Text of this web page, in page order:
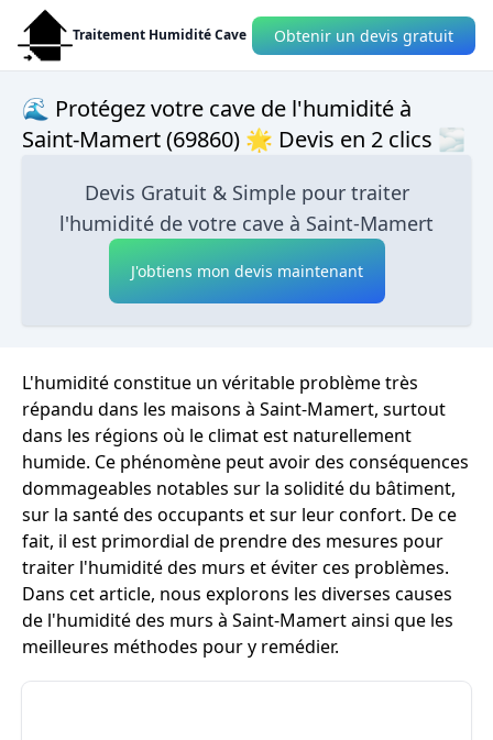
Traitement Humidité Cave Obtenir un devis gratuit
🌊 Protégez votre cave de l'humidité à
Saint-Mamert (69860) 🌟 Devis en 2 clics 🌫
Devis Gratuit & Simple pour traiter
l'humidité de votre cave à Saint-Mamert
J'obtiens mon devis maintenant
L'humidité constitue un véritable problème très
répandu dans les maisons à Saint-Mamert, surtout
dans les régions où le climat est naturellement
humide. Ce phénomène peut avoir des conséquences
dommageables notables sur la solidité du bâtiment,
sur la santé des occupants et sur leur confort. De ce
fait, il est primordial de prendre des mesures pour
traiter l'humidité des murs et éviter ces problèmes.
Dans cet article, nous explorons les diverses causes
de l'humidité des murs à Saint-Mamert ainsi que les
meilleures méthodes pour y remédier.